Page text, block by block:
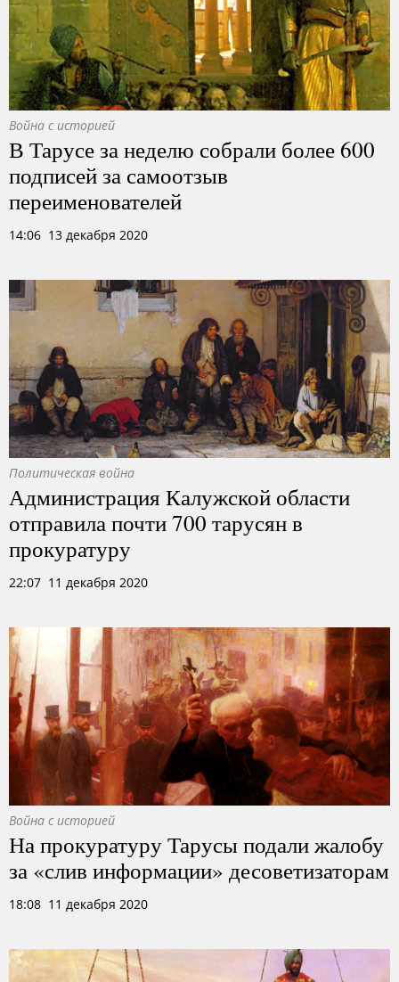
Война с историей
В Тарусе за неделю собрали более 600
подписей за самоотзыв
переименователей
14:06 13 декабря 2020
Политическая война
Администрация Калужской области
отправила почти 700 тарусян в
прокуратуру
22:07 11 декабря 2020
Война с историей
На прокуратуру Тарусы подали жалобу
за «слив информации» десоветизаторам
18:08 11 декабря 2020